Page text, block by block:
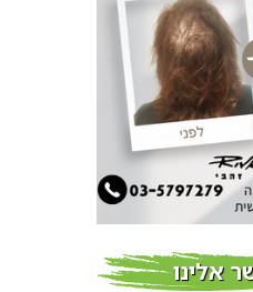
שיער – המומחים
שיער ברמת השרון
חדשות
פרוברי PROBERRY מוצרי
גוג’י ברי
חדש על המדף
אלינו